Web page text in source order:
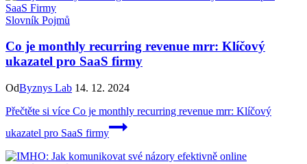
Slovník Pojmů
Co je monthly recurring revenue mrr: Klíčový
ukazatel pro SaaS firmy
OdByznys Lab 14. 12. 2024
Přečtěte si více Co je monthly recurring revenue mrr: Klíčový
ukazatel pro SaaS firmy